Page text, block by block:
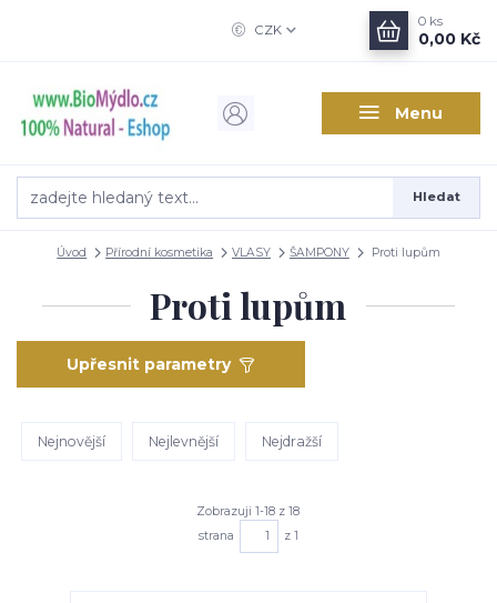
Menu
CZK
Hledat
0 ks
0,00 Kč
Úvod Přírodní kosmetika VLASY ŠAMPONY Proti lupům
Proti lupům
Upřesnit parametry
Nejnovější Nejlevnější Nejdražší
Zobrazuji 1-18 z 18
strana
z 1